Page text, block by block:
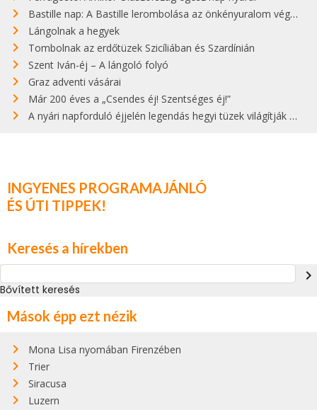
Bastille nap: A Bastille lerombolása az önkényuralom végét jelentette
Lángolnak a hegyek
Tombolnak az erdőtüzek Szicíliában és Szardínián
Szent Iván-éj – A lángoló folyó
Graz adventi vásárai
Már 200 éves a „Csendes éj! Szentséges éj!”
A nyári napforduló éjjelén legendás hegyi tüzek világítják meg Zugspitzét
INGYENES PROGRAMAJÁNLÓ
ÉS ÚTI TIPPEK!
Keresés a hírekben
navigate_next
Bővített keresés
Mások épp ezt nézik
Mona Lisa nyomában Firenzében
Trier
Siracusa
Luzern